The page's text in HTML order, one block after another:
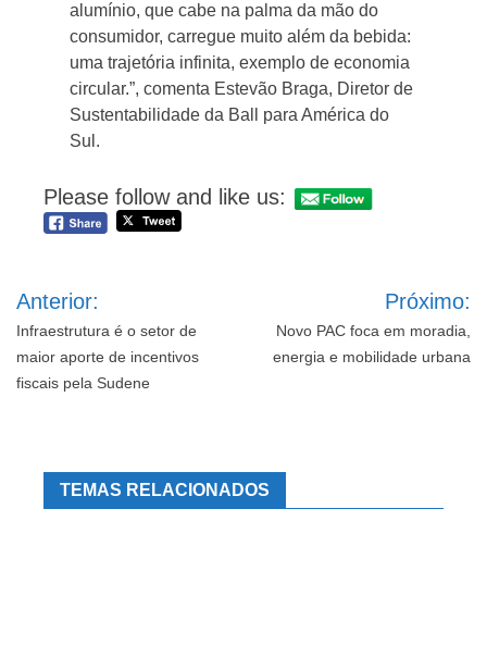
alumínio, que cabe na palma da mão do
consumidor, carregue muito além da bebida:
uma trajetória infinita, exemplo de economia
circular.”, comenta Estevão Braga, Diretor de
Sustentabilidade da Ball para América do
Sul.
Please follow and like us:
de
Post
Anterior:
Infraestrutura é o setor de
maior aporte de incentivos
fiscais pela Sudene
Próximo:
Novo PAC foca em moradia,
energia e mobilidade urbana
TEMAS RELACIONADOS